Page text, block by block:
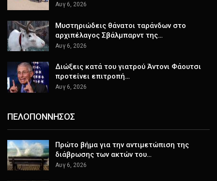
Αυγ 6, 2026
Μυστηριώδεις θάνατοι ταράνδων στο
αρχιπέλαγος Σβάλμπαρντ της…
Αυγ 6, 2026
Διώξεις κατά του γιατρού Άντονι Φάουτσι
προτείνει επιτροπή…
Αυγ 6, 2026
ΠΕΛΟΠΟΝΝΗΣΟΣ
Πρώτο βήμα για την αντιμετώπιση της
διάβρωσης των ακτών του…
Αυγ 6, 2026